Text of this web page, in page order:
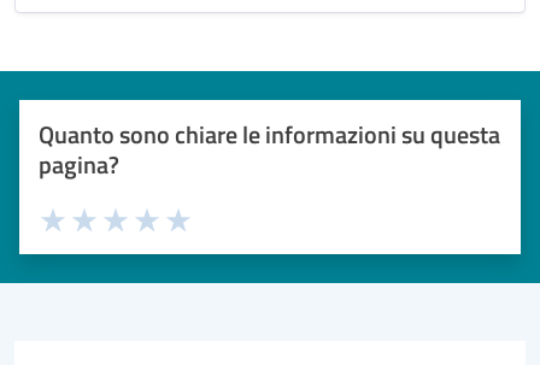
Quanto sono chiare le informazioni su questa
pagina?
Valuta 5 stelle su 5
Valuta 4 stelle su 5
Valuta 3 stelle su 5
Valuta 2 stelle su 5
Valuta 1 stelle su 5